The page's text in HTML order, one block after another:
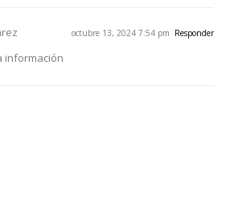
octubre 13, 2024 7:54 pm Responder
información